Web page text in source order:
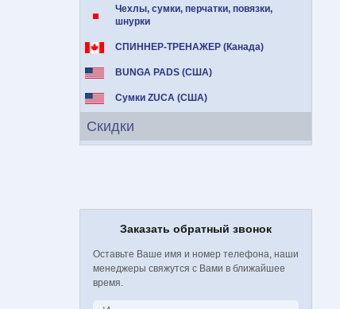
Чехлы, сумки, перчатки, повязки,
шнурки
СПИННЕР-ТРЕНАЖЕР (Канада)
BUNGA PADS (США)
Сумки ZUCA (США)
Скидки
Заказать обратный звонок
Оставьте Ваше имя и номер телефона, наши
менеджеры свяжутся с Вами в ближайшее
время.